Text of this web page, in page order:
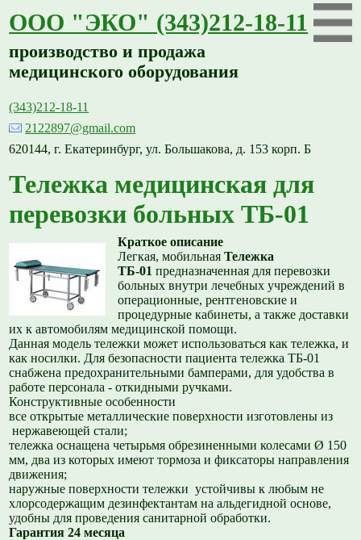
ООО "ЭКО" (343)212-18-11
производство и продажа
медицинского оборудования
(343)212-18-11
2122897@gmail.com
620144, г. Екатеринбург, ул. Большакова, д. 153 корп. Б
Тележка медицинская для
перевозки больных ТБ-01
Краткое описание
Легкая, мобильнаяТележка
ТБ-01предназначенная для перевозки
больных внутри лечебных учреждений в
операционные, рентгеновские и
процедурные кабинеты, а также доставки
их к автомобилям медицинской помощи.
Данная модель тележки может использоваться как тележка, и
как носилки. Для безопасности пациента тележка ТБ-01
снабжена предохранительными бамперами, для удобства в
работе персонала - откидными ручками.
Конструктивные особенности
все открытые металлические поверхности изготовлены из
нержавеющей стали;
тележка оснащена четырьмя обрезиненными колесами Ø 150
мм, два из которых имеют тормоза и фиксаторы направления
движения;
наружные поверхности тележки устойчивы к любым не
хлорсодержащим дезинфектантам на альдегидной основе,
удобны для проведения санитарной обработки.
Гарантия 24 месяца